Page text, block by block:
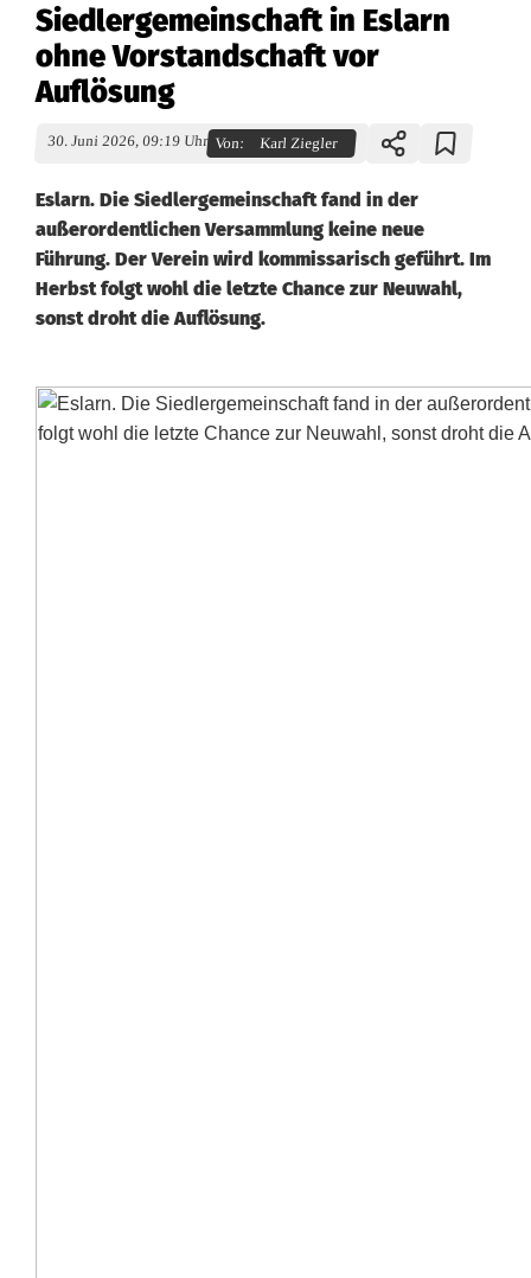
Siedlergemeinschaft in Eslarn
ohne Vorstandschaft vor
Auflösung
30. Juni 2026, 09:19 Uhr Von: Karl Ziegler
Eslarn. Die Siedlergemeinschaft fand in der
außerordentlichen Versammlung keine neue
Führung. Der Verein wird kommissarisch geführt. Im
Herbst folgt wohl die letzte Chance zur Neuwahl,
sonst droht die Auflösung.